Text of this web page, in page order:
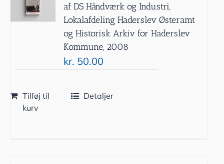
af DS Håndværk og Industri,
Lokalafdeling Haderslev Østeramt
og Historisk Arkiv for Haderslev
Kommune, 2008
kr. 50.00
Tilføj til
kurv
Detaljer